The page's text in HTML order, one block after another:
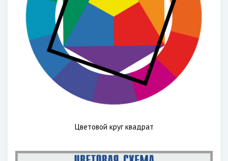
Цветовой круг квадрат